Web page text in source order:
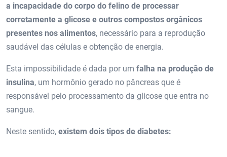
a incapacidade do corpo do felino de processar
corretamente a glicose e outros compostos orgânicos
presentes nos alimentos, necessário para a reprodução
saudável das células e obtenção de energia.
Esta impossibilidade é dada por um falha na produção de
insulina, um hormônio gerado no pâncreas que é
responsável pelo processamento da glicose que entra no
sangue.
Neste sentido, existem dois tipos de diabetes: